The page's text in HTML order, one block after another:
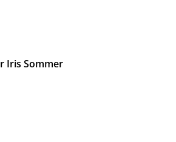
Iris Sommer